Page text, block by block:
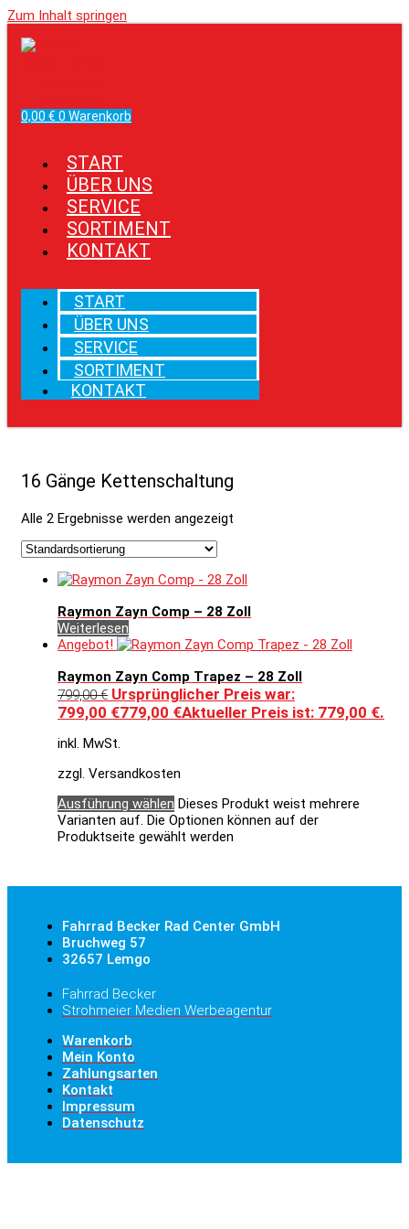
Zum Inhalt springen
0,00 € 0 Warenkorb
START
ÜBER UNS
SERVICE
SORTIMENT
KONTAKT
START
ÜBER UNS
SERVICE
SORTIMENT
KONTAKT
16 Gänge Kettenschaltung
Alle 2 Ergebnisse werden angezeigt
Raymon Zayn Comp – 28 Zoll
Weiterlesen
Angebot!
Raymon Zayn Comp Trapez – 28 Zoll
799,00€ Ursprünglicher Preis war:
799,00 €779,00 €Aktueller Preis ist: 779,00 €.
inkl. MwSt.
zzgl. Versandkosten
Ausführung wählen Dieses Produkt weist mehrere
Varianten auf. Die Optionen können auf der
Produktseite gewählt werden
Fahrrad Becker Rad Center GmbH
Bruchweg 57
32657 Lemgo
Fahrrad Becker
Strohmeier Medien Werbeagentur
Warenkorb
Mein Konto
Zahlungsarten
Kontakt
Impressum
Datenschutz